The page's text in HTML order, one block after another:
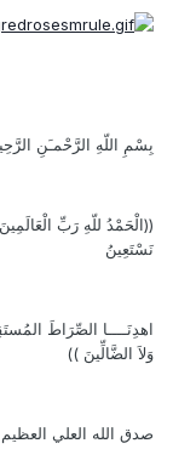
بِسْمِ اللّهِ الرَّحْمـَنِ
((الْحَمْدُ للّهِ رَبِّ
نَسْتَعِينُ
اهدِنَــــا الصِّرَاطَ
وَلاَ الضَّالِّينَ ))
صدق الله العلي العظيم